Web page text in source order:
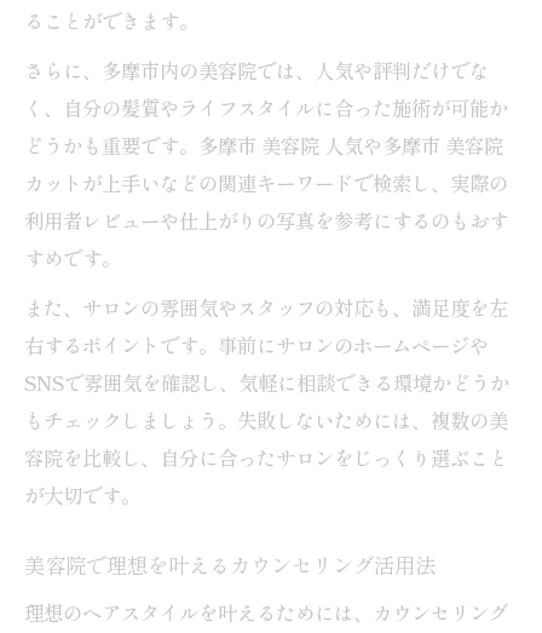
美容院の信頼度を確かめる最新チェック法
美容院選びで重視されるアフターサービス
施術前後の写真で比較する美容院の実力
技術だけでなく雰囲気も重視する選び方
予約しやすい美容院が信頼される理由
ショートカットに強い美容院の魅力とは
メンズも満足できる多摩市美容院の技術
幅広い世代に支持される美容院サービス
多摩市美容院の人気が高いスタイリスト傾
向
カット技術が高い美容院の選び方を解説
美容院のカット仕上がり事例で比較検討
ることができます。
さらに、多摩市内の美容院では、人気や評判だけでな
く、自分の髪質やライフスタイルに合った施術が可能か
どうかも重要です。多摩市 美容院 人気や多摩市 美容院
カットが上手いなどの関連キーワードで検索し、実際の
利用者レビューや仕上がりの写真を参考にするのもおす
すめです。
また、サロンの雰囲気やスタッフの対応も、満足度を左
右するポイントです。事前にサロンのホームページや
SNSで雰囲気を確認し、気軽に相談できる環境かどうか
もチェックしましょう。失敗しないためには、複数の美
容院を比較し、自分に合ったサロンをじっくり選ぶこと
が大切です。
美容院で理想を叶えるカウンセリング活用法
理想のヘアスタイルを叶えるためには、カウンセリング